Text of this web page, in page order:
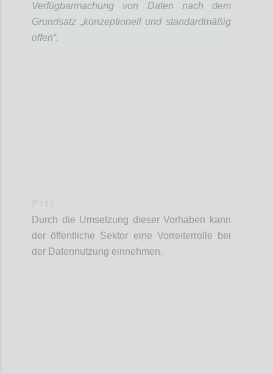
Verfügbarmachung von Daten nach dem
Grundsatz „konzeptionell und standardmäßig
offen“.
Durch die Umsetzung dieser Vorhaben kann
der öffentliche Sektor eine Vorreiterrolle bei
der Datennutzung einnehmen.